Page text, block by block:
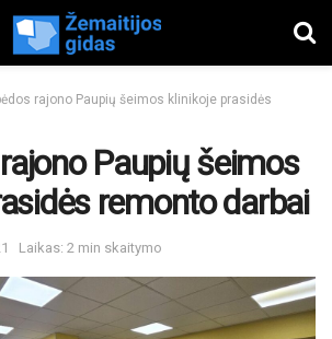
rajono Paupių šeimos klinikoje prasidės
Paupių šeimos
remonto darbai
Laikas: 2 min skaitymo